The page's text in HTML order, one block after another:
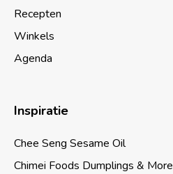
Recepten
Winkels
Agenda
Inspiratie
Chee Seng Sesame Oil
Chimei Foods Dumplings & More